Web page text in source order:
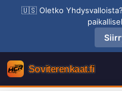
🇺🇸 Oletko